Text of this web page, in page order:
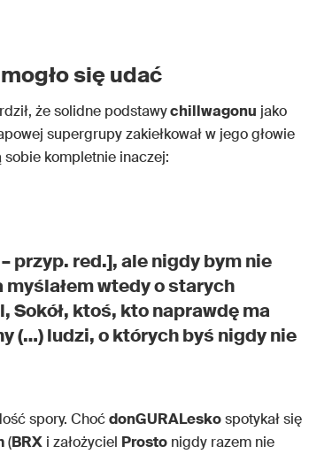
się udać
że solidne podstawychillwagonu jako
supergrupy zakiełkował w jego głowie
sobie kompletnie inaczej:
przyp. red.], ale nigdy bym nie
myślałem wtedy o starych
Sokół, ktoś, kto naprawdę ma
(…) ludzi, o których byś nigdy nie
spory. ChoćdonGURALeskospotykał się
(BRX i założyciel Prosto nigdy razem nie